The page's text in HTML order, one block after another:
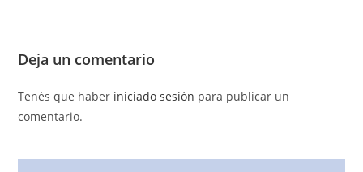
Deja un comentario
Tenés que haber iniciado sesión para publicar un
comentario.